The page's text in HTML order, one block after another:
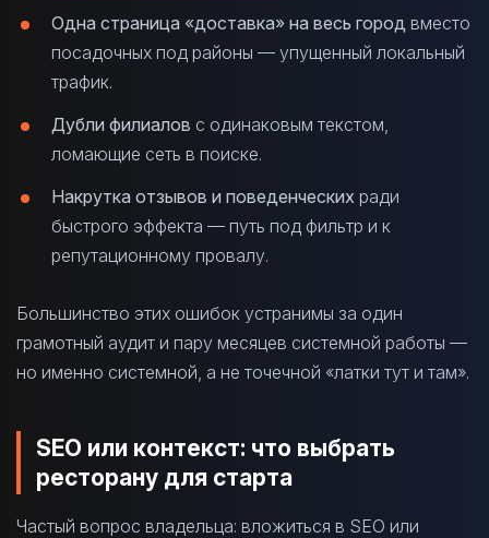
Одна страница «доставка» на весь город вместо
посадочных под районы — упущенный локальный
трафик.
Дубли филиалов с одинаковым текстом,
ломающие сеть в поиске.
Накрутка отзывов и поведенческих ради
быстрого эффекта — путь под фильтр и к
репутационному провалу.
Большинство этих ошибок устранимы за один
грамотный аудит и пару месяцев системной работы —
но именно системной, а не точечной «латки тут и там».
SEO или контекст: что выбрать
ресторану для старта
Частый вопрос владельца: вложиться в SEO или